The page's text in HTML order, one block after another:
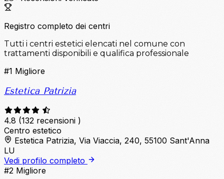
Registro completo dei centri
Tutti i centri estetici elencati nel comune con
trattamenti disponibili e qualifica professionale
#1 Migliore
Estetica Patrizia
4.8 (132 recensioni )
Centro estetico
Estetica Patrizia, Via Viaccia, 240, 55100 Sant'Anna
LU
Vedi profilo completo
#2 Migliore